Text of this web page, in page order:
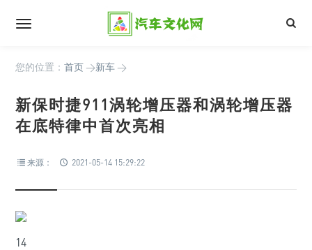
您的位置： 首页 >新车 >
新保时捷911涡轮增压器和涡轮增压器
在底特律中首次亮相
来源： 2021-05-14 15:29:22
14